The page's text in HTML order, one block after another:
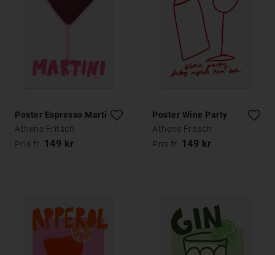
Poster Espresso Martini
Athene Fritsch
Pris fr. 149 kr
Poster Wine Party
Athene Fritsch
Pris fr. 149 kr